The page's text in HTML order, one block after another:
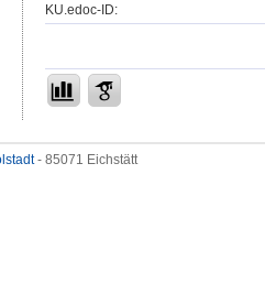
KU.edoc-ID:
- 85071 Eichstätt